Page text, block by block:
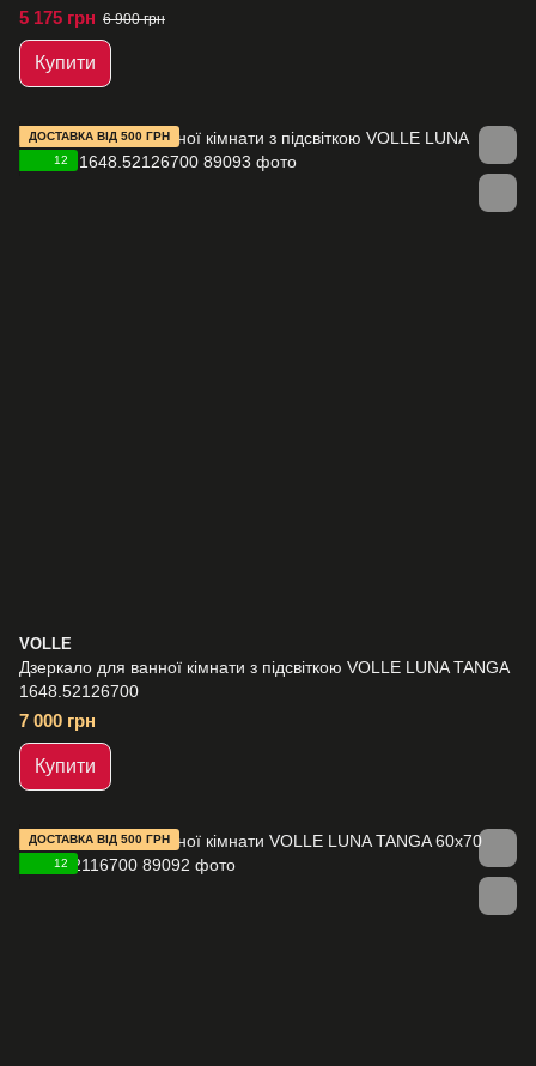
5 175 грн 6 900 грн
Купити
ДОСТАВКА ВІД 500 ГРН
12
VOLLE
Дзеркало для ванної кімнати з підсвіткою VOLLE LUNA TANGA
1648.52126700
7 000 грн
Купити
ДОСТАВКА ВІД 500 ГРН
12